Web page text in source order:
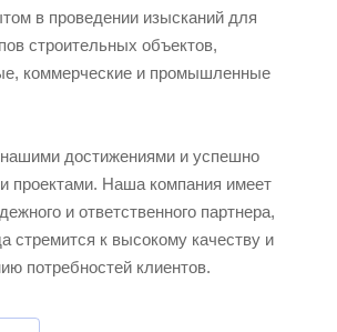
в проведении изысканий для
строительных объектов,
коммерческие и промышленные
достижениями и успешно
проектами. Наша компания имеет
и ответственного партнера,
стремится к высокому качеству и
потребностей клиентов.